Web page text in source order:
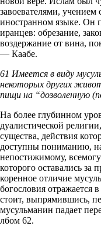
завоевателями,
иностранном языке. Он
иранцев: обрезание,
воздержание от вина,
— Каабе.
61 Имеется в виду
некоторых других
пищи на “дозволенную
На более глубинном
дуалистической
существа, действия
доступны пониманию,
непостижимому,
которого оставались за
коренное отличие
богословия отражается
стоит, выпрямившись,
мусульманин падает
лбом 62.